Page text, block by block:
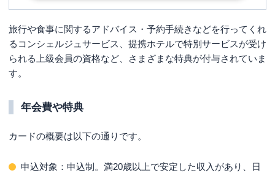
必要書類
スポート・住民票の写し・マイナンバ
ーカード・写真付き住民基本台帳カー
ド・在留カード・特別永住者証明書
旅行や食事に関するアドバイス・予約手続きなどを行ってくれ
るコンシェルジュサービス、提携ホテルで特別サービスが受け
られる上級会員の資格など、さまざまな特典が付与されていま
す。
年会費や特典
カードの概要は以下の通りです。
申込対象：申込制。満20歳以上で安定した収入があり、日